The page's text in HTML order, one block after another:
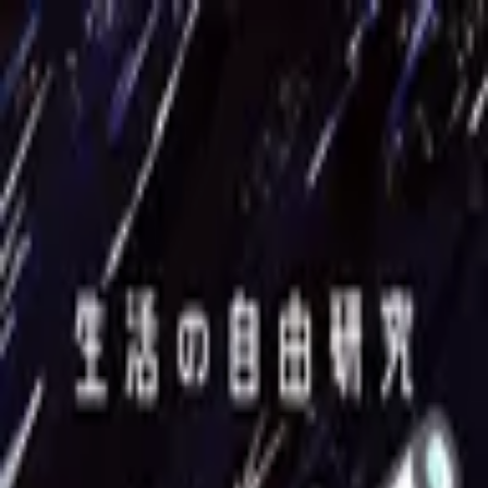
Podcast振り返り
正しくなくてOK！その時の理解度や、感情を残しておくこ
とが重要です。
未実施の理解度チェック
生活の自由研究